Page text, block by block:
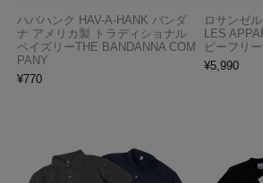
ハバハンク HAV-A-HANK バンダ
ナ アメリカ製 トラディショナル
ペイズリーTHE BANDANNA COM
PANY
¥770
ロサンゼ
LES
ビーフリ
¥5,990